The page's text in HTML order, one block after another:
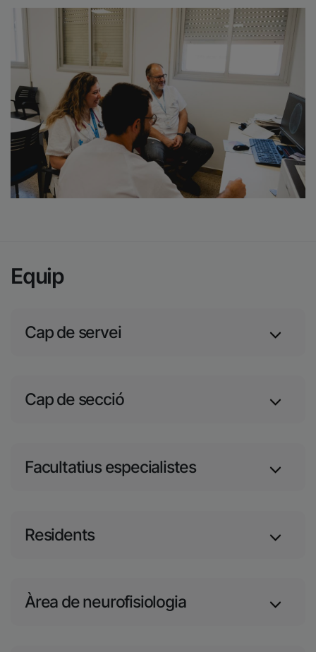
Equip
Cap de servei
Cap de secció
Facultatius especialistes
Residents
Àrea de neurofisiologia